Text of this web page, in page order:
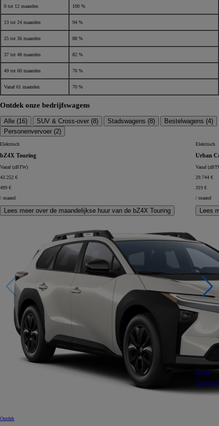
0 tot 12 maanden 100 %
13 tot 24 maanden 94 %
25 tot 36 maanden 88 %
37 tot 48 maanden 82 %
49 tot 60 maanden 76 %
Vanaf 61 maanden 70 %
Ontdek onze bedrijfswagens
Alle (16) SUV & Cross-over (8) Stadswagens (8) Bestelwagens (4)
Personenvervoer (2)
Elektrisch
bZ4X Touring
Vanaf (zBTW)
43.252 €
499 €
/ maand
Lees meer over de maandelijkse huur van de bZ4X Touring
Ontdek
Elektrisch
Urban
Vanaf
29.744 €
319 €
/ maand
Lees
Ontdek
Configureer